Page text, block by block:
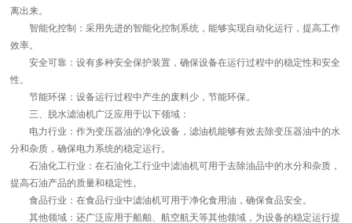
离出来。
智能化控制：采用先进的智能化控制系统，能够实现自动化运行，提高工作
效率。
安全可靠：设有多种安全保护装置，确保设备在运行过程中的稳定性和安全
性。
节能环保：设备运行过程中产生的废料少，节能环保。
三、脱水滤油机广泛应用于以下领域：
电力行业：作为变压器油的净化设备，滤油机能够有效去除变压器油中的水
分和杂质，确保电力系统的稳定运行。
石油化工行业：在石油化工行业中滤油机可用于去除油品中的水分和杂质，
提高石油产品的质量和稳定性。
食品行业：在食品行业中滤油机可用于净化食用油，确保食品安全。
其他领域：还广泛应用于船舶、航空航天等其他领域，为设备的稳定运行提